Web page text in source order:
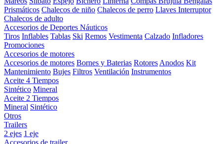
Prismáticos Chalecos de niño Chalecos de perro Llaves Interruptor
Chalecos de adulto
Accesorios de Deportes Náuticos
Tiros Inflables Tablas Ski Remos Vestimenta Calzado Infladores
Promociones
Accesorios de motores
Accesorios de motores Bornes y Baterias Rotores Anodos Kit
Mantenimiento Bujes Filtros Ventilación Instrumentos
Aceite 4 Tiempos
Sintético Mineral
Aceite 2 Tiempos
Mineral Sintético
Otros
Trailers
2 ejes 1 eje
Accesorios de trailer